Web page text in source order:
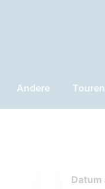
Andere Touren
Datum